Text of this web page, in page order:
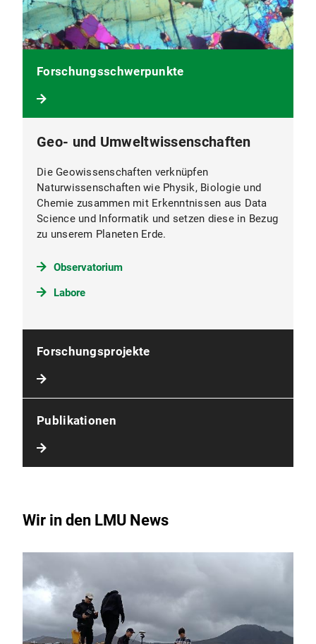
Geo- und Umweltwissenschaften
Die Geowissenschaften verknüpfen
Naturwissenschaften wie Physik, Biologie und
Chemie zusammen mit Erkenntnissen aus Data
Science und Informatik und setzen diese in Bezug
zu unserem Planeten Erde.
Observatorium
Labore
Forschungsschwerpunkte
Forschungsprojekte
Publikationen
Wir in den LMU News